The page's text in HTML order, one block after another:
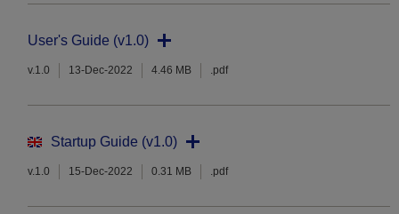
User's Guide (v1.0)
v.1.0 13-Dec-2022 4.46 MB .pdf
Startup Guide (v1.0)
v.1.0 15-Dec-2022 0.31 MB .pdf